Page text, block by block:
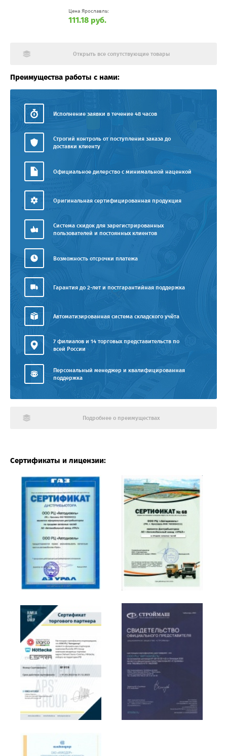
Цена Ярославль:
111.18 руб.
Открыть все сопутствующие товары
Преимущества работы с нами:
Исполнение заявки в течение 48 часов
Строгий контроль от поступления заказа до
доставки клиенту
Официальное дилерство с минимальной наценкой
Оригинальная сертифицированная продукция
Система скидок для зарегистрированных
пользователей и постоянных клиентов
Возможность отсрочки платежа
Гарантия до 2-лет и постгарантийная поддержка
Автоматизированная система складского учёта
7 филиалов и 14 торговых представительств по
всей России
Персональный менеджер и квалифицированная
поддержка
Подробнее о преимуществах
Сертификаты и лицензии: